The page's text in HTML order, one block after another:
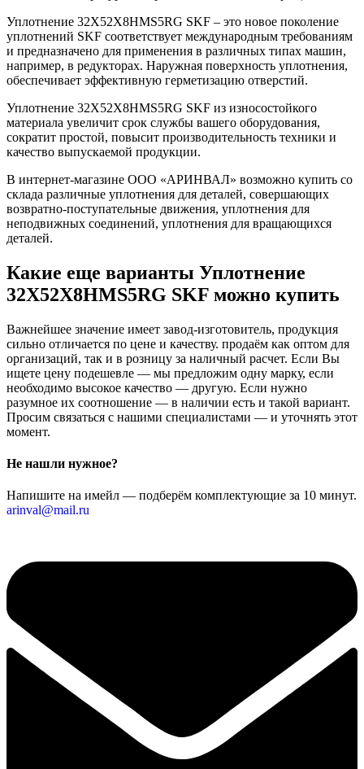
Уплотнение 32X52X8HMS5RG SKF – это новое поколение
уплотнений SKF соответствует международным требованиям
и предназначено для применения в различных типах машин,
например, в редукторах. Наружная поверхность уплотнения,
обеспечивает эффективную герметизацию отверстий.
Уплотнение 32X52X8HMS5RG SKF из износостойкого
материала увеличит срок службы вашего оборудования,
сократит простой, повысит производительность техники и
качество выпускаемой продукции.
В интернет-магазине ООО «АРИНВАЛ» возможно купить со
склада различные уплотнения для деталей, совершающих
возвратно-поступательные движения, уплотнения для
неподвижных соединений, уплотнения для вращающихся
деталей.
Какие еще варианты Уплотнение
32X52X8HMS5RG SKF можно купить
Важнейшее значение имеет завод-изготовитель, продукция
сильно отличается по цене и качеству. продаём как оптом для
организаций, так и в розницу за наличный расчет. Если Вы
ищете цену подешевле — мы предложим одну марку, если
необходимо высокое качество — другую. Если нужно
разумное их соотношение — в наличии есть и такой вариант.
Просим связаться с нашими специалистами — и уточнять этот
момент.
Не нашли нужное?
Напишите на имейл — подберём комплектующие за 10 минут.
arinval@mail.ru